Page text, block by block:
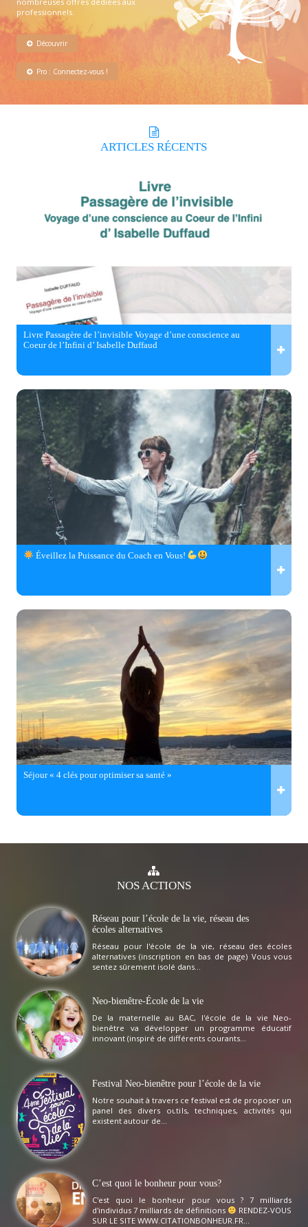
professionnels.
Découvrir
Pro : Connectez-vous !
ARTICLES RÉCENTS
Livre Passagère de l’invisible Voyage d’une conscience au
Coeur de l’Infini d’ Isabelle Duffaud
Éveillez la Puissance du Coach en Vous!
Séjour « 4 clés pour optimiser sa santé »
NOSACTIONS
Réseau pour l’école de la vie, réseau des
écoles alternatives
Réseau pour l'école de la vie, réseau des écoles
alternatives (inscription en bas de page) Vous vous
sentez sûrement isolé dans...
Neo-bienêtre-École de la vie
De la maternelle au BAC, l'école de la vie Neo-
bienêtre va développer un programme éducatif
innovant (inspiré de différents courants...
Festival Neo-bienêtre pour l’école de la vie
Notre souhait à travers ce festival est de proposer un
panel des divers outils, techniques, activités qui
existent autour de...
C’est quoi le bonheur pour vous?
C'est quoi le bonheur pour vous ? 7 milliards
d'individus 7 milliards de définitions
RENDEZ-VOUS
SUR LE SITE WWW.CITATIONBONHEUR.FR...